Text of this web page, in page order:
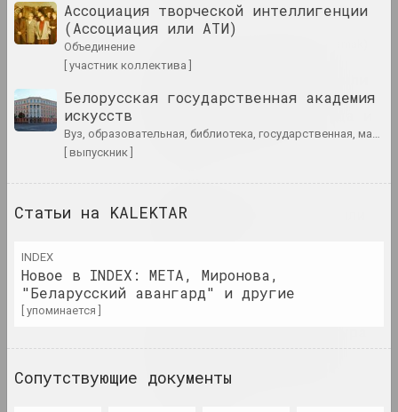
Искусство, требующее
некоторые комментарии к
Алины Халитовой
История одного двора, или
e-flux, Алексей Борисёнок
в Беларуси, 2020–2022
путеводитель
Ассоциация творческой интеллигенции
(Ассоциация или АТИ)
объединение
[ участник коллектива ]
Белорусская государственная академия
искусств
вуз, образовательная, библиотека, государственная, мастерская
[ выпускник ]
Статьи на KALEKTAR
INDEX
Новое в INDEX: МЕТА, Миронова,
"Беларусский авангард" и другие
[ упоминается ]
Сопутствующие документы